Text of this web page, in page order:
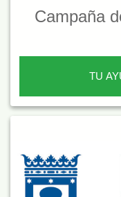
Campaña
TU